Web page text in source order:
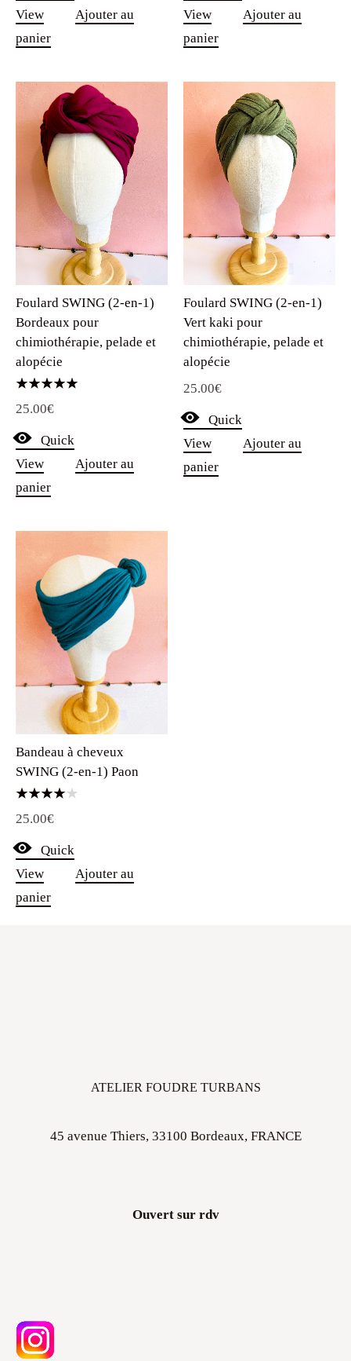
View
Ajouter au
panier
View
Ajouter au
panier
Foulard SWING (2-en-1)
Bordeaux pour
chimiothérapie, pelade et
alopécie
5.00
25.00€
Quick
View
Ajouter au
panier
Foulard SWING (2-en-1)
Vert kaki pour
chimiothérapie, pelade et
alopécie
25.00€
Quick
View
Ajouter au
panier
Bandeau à cheveux
SWING (2-en-1) Paon
4.00
25.00€
Quick
View
Ajouter au
panier
ATELIER FOUDRE TURBANS
45 avenue Thiers, 33100 Bordeaux, FRANCE
Ouvert sur rdv